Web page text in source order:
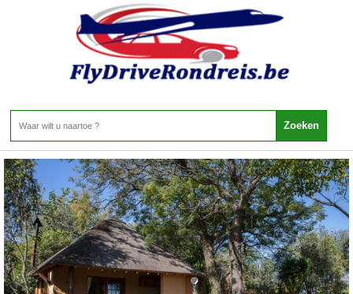
Zuid Afrika - Noordwestelijke Provincie
Home>